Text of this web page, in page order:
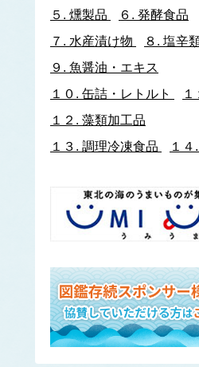
イトヨリダイ
いわし類
ウルメイワシ
マイワシ
イワナ
ウ
ウキゴリ
ウップルイノリ
うなぎ類
うに類
エゾバフンウニ
キタムラサキウニ
バフンウニ
ムラサキウニ
ウミタケ
うみへび類
５. 燻製品 ６. 発酵食品
７. 水産漬け物 ８. 塩辛
９. 魚醤油・エキス
１０. 缶詰・レトルト １
１２. 藻類加工品
１３. 調理冷凍食品 １４.